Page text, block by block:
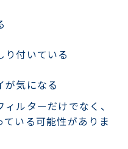
り付いている
が気になる
ルターだけでなく、
いる可能性がありま